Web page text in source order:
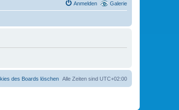
Galerie
Anmelden
Alle Zeiten sind UTC+02:00
des Boards löschen